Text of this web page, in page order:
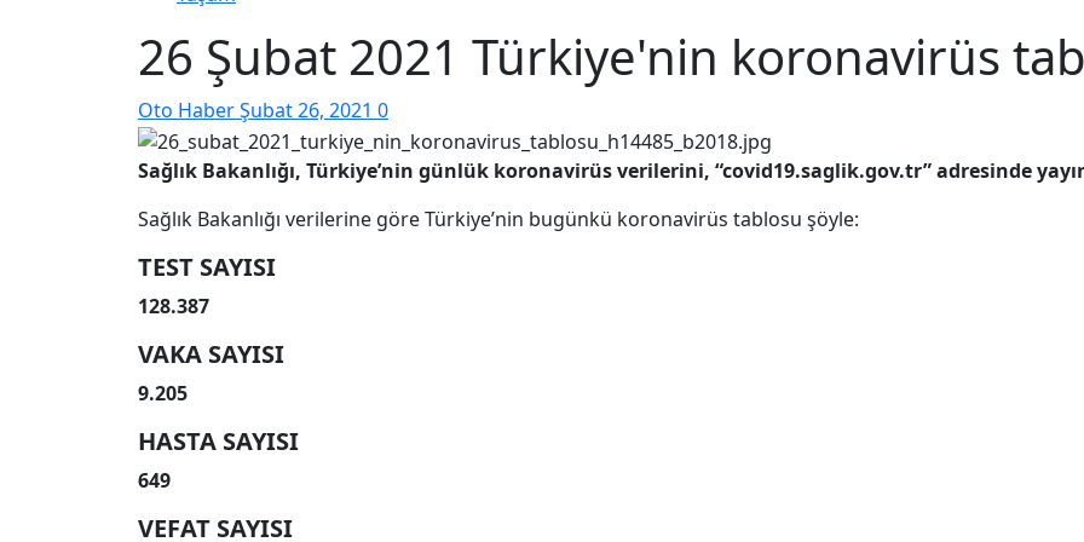
26 Şubat 2021 Türkiye'nin koronavirüs
Oto HaberŞubat 26, 2021 0
Sağlık Bakanlığı, Türkiye’nin günlük koronavirüsverilerini, “covid19.saglik.gov.tr” adresinde
Sağlık Bakanlığı verilerine göre Türkiye’nin bugünkü koronavirüs tablosu şöyle:
TEST SAYISI
128.387
VAKA SAYISI
9.205
HASTA SAYISI
649
VEFAT SAYISI